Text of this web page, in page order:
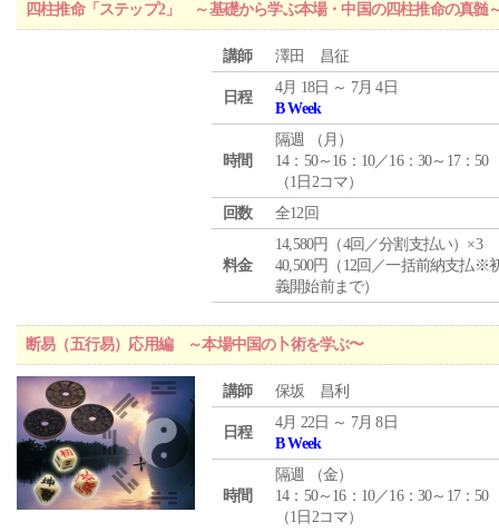
四柱推命「ステップ2」 ～基礎から学ぶ本場・中国の四柱推命の真髄
講師 澤田 昌征
日程
4月 18日 ～ 7月 4日
B Week
時間
隔週 （ 月 ）
14：50～16：10／16：30～17：50
（1日2コマ）
回数
全12回
料金
14,580円（4回／分割支払い）×3
40,500円（12回／一括前納支払※
義開始前まで）
断易（五行易）応用編 ～本場中国の卜術を学ぶ〜
講師 保坂 昌利
日程
4月 22日 ～ 7月 8日
B Week
時間
隔週 （金）
14：50～16：10／16：30～17：50
（1日2コマ）